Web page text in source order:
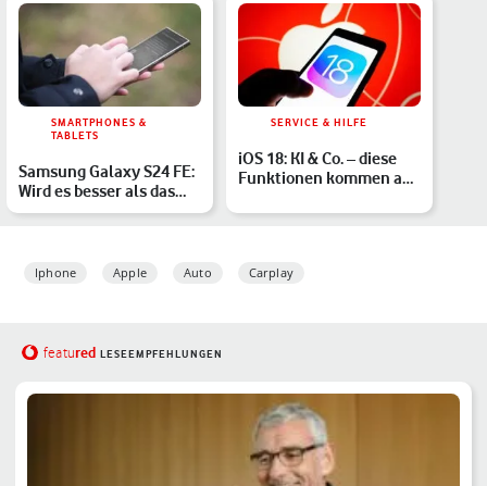
SMARTPHONES &
TABLETS
Samsung Galaxy S24 FE:
Wird es besser als das
Galaxy S24?
SERVICE & HILFE
iOS 18: KI & Co. – diese
Funktionen kommen auf
Iphone Apple Auto Carplay
featured LESEEMPFEHLUNGEN